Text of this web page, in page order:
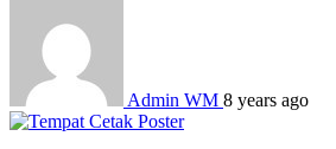
Admin WM 8 years ago